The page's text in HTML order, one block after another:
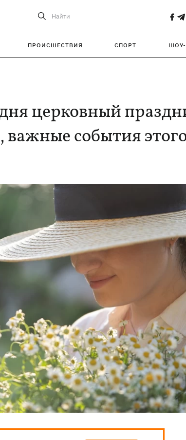
Найти
ПРОИСШЕСТВИЯ СПОРТ
церковный
важные события